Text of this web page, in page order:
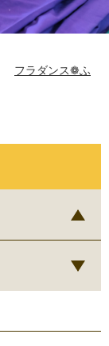
フラダンス❁ふ